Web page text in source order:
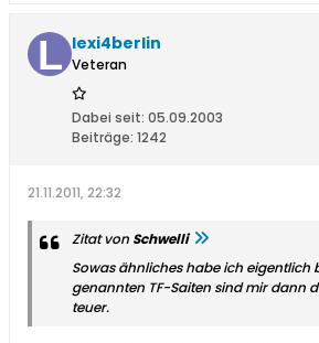
lexi4berlin
Veteran
Dabei seit: 05.09.2003
Beiträge: 1242
21.11.2011, 22:32
Zitat von Schwelli
Sowas ähnliches habe ich eigentlich
genannten TF-Saiten sind mir dann
teuer.